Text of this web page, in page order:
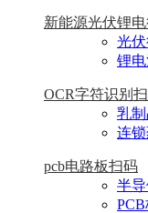
新能源光伏锂
光
锂
OCR字符识别
乳
连
pcb电路板扫码
半